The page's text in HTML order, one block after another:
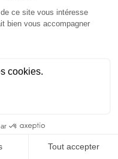
Auralie